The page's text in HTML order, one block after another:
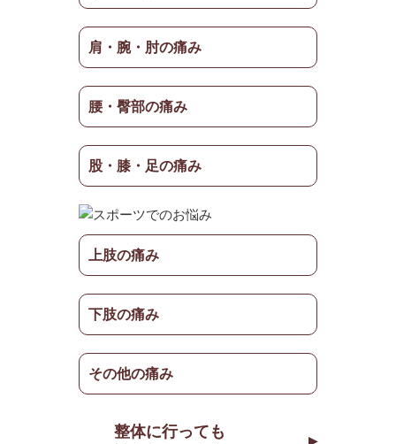
肩・腕・肘の痛み
腰・臀部の痛み
股・膝・足の痛み
上肢の痛み
下肢の痛み
その他の痛み
整体に行っても